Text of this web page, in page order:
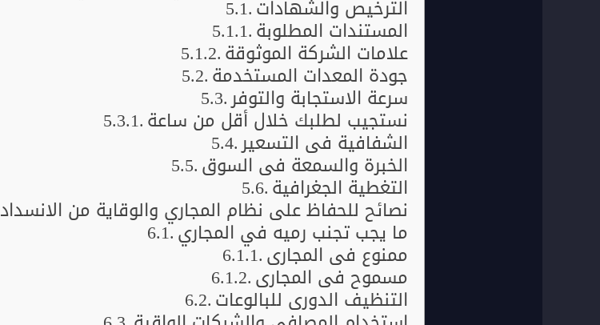
الترخيص والشهادات
المستندات المطلوبة
علامات الشركة الموثوقة
جودة المعدات المستخدمة
سرعة الاستجابة والتوفر
نستجيب لطلبك خلال أقل من ساعة
الشفافية في التسعير
الخبرة والسمعة في السوق
التغطية الجغرافية
نصائح للحفاظ على نظام المجاري والوقاية من الانسداد
ما يجب تجنب رميه في المجاري
ممنوع في المجاري
مسموح في المجاري
التنظيف الدوري للبالوعات